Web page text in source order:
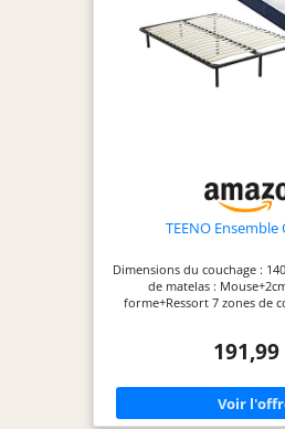
TEENO Ensemble
Dimensions du couchage :
de matelas :
forme+Ressort 7 zones de
répartit de façon uniforme la
quelle que soit votre
Entretien facile et Respirant :
tricoté a un meilleur
191,99